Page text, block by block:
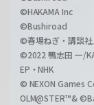
©HAKAMA Inc
©Bushiroad
©春場ねぎ・講談
©2022 鴨志田 一/
EP・NHK
© NEXON Games
OLM@STER™&